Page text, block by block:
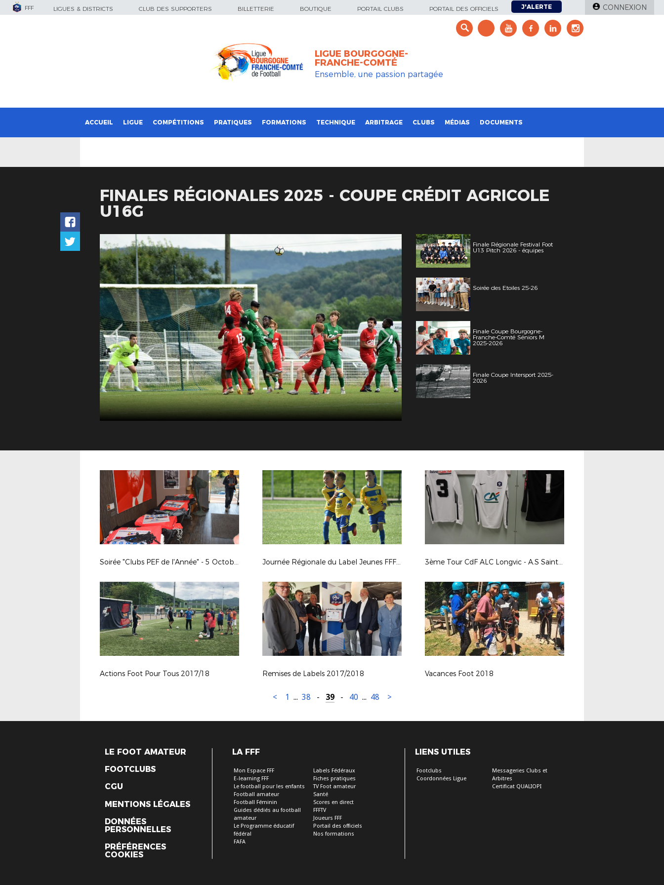
FFF LIGUES & DISTRICTS CLUB DES SUPPORTERS BILLETTERIE BOUTIQUE PORTAIL CLUBS PORTAIL DES OFFICIELS J'ALERTE CONNEXION
LIGUE BOURGOGNE-
FRANCHE-COMTÉ
Ensemble, une passion partagée
ACCUEIL LIGUE COMPÉTITIONS PRATIQUES FORMATIONS TECHNIQUE ARBITRAGE CLUBS MÉDIAS DOCUMENTS
FINALES RÉGIONALES 2025 - COUPE CRÉDIT AGRICOLE
U16G
Finale Régionale Festival Foot
U13 Pitch 2026 - équipes
Soirée des Etoiles 25-26
Finale Coupe Bourgogne-
Franche-Comté Séniors M
2025-2026
Finale Coupe Intersport 2025-
2026
Soirée "Clubs PEF de l'Année" - 5 Octobre 2018 Journée Régionale du Label Jeunes FFF 2018 3ème Tour CdF ALC Longvic - A.S Saint-Pierraise
Actions Foot Pour Tous 2017/18 Remises de Labels 2017/2018 Vacances Foot 2018
< 1 ... 38 - 39 - 40 ... 48 >
LE FOOT AMATEUR
FOOTCLUBS
CGU
MENTIONS LÉGALES
DONNÉES
PERSONNELLES
PRÉFÉRENCES
COOKIES
LA FFF
Mon Espace FFF
E-learning FFF
Le football pour les enfants
Football amateur
Football Féminin
Guides dédiés au football
amateur
Le Programme éducatif
fédéral
FAFA
Labels Fédéraux
Fiches pratiques
TV Foot amateur
Santé
Scores en direct
FFFTV
Joueurs FFF
Portail des officiels
Nos formations
LIENS UTILES
Footclubs
Coordonnées Ligue
Messageries Clubs et
Arbitres
Certificat QUALIOPI